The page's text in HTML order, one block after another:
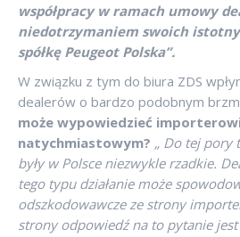
współpracy w ramach umowy
niedotrzymaniem swoich
spółkę Peugeot Polska”.
W związku z tym do biura ZDS
dealerów o bardzo podobnym
może wypowiedzieć
natychmiastowym? „ Do tej pory
były w Polsce niezwykle rzadkie.
tego typu działanie może
odszkodowawcze ze strony
strony odpowiedź na to pytanie